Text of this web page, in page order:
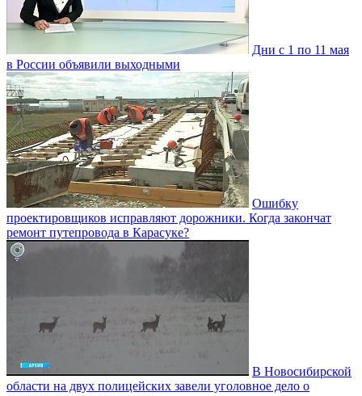
Дни с 1 по 11 мая
в России объявили выходными
Ошибку
проектировщиков исправляют дорожники. Когда закончат
ремонт путепровода в Карасуке?
В Новосибирской
области на двух полицейских завели уголовное дело о